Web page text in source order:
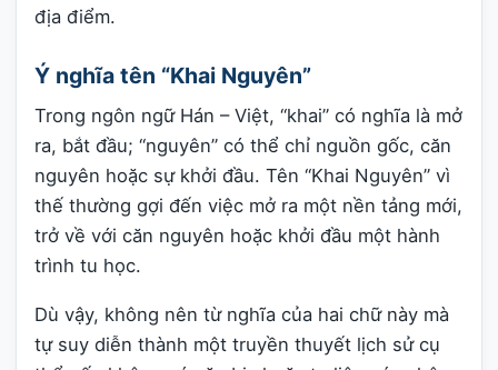
địa điểm.
Ý nghĩa tên “Khai Nguyên”
Trong ngôn ngữ Hán – Việt, “khai” có nghĩa là mở
ra, bắt đầu; “nguyên” có thể chỉ nguồn gốc, căn
nguyên hoặc sự khởi đầu. Tên “Khai Nguyên” vì
thế thường gợi đến việc mở ra một nền tảng mới,
trở về với căn nguyên hoặc khởi đầu một hành
trình tu học.
Dù vậy, không nên từ nghĩa của hai chữ này mà
tự suy diễn thành một truyền thuyết lịch sử cụ